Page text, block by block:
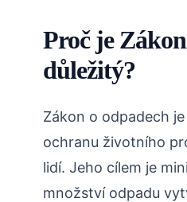
Proč je
důležitý?
Zákon o odpadech
ochranu životního
lidí. Jeho cílem je
množství odpadu